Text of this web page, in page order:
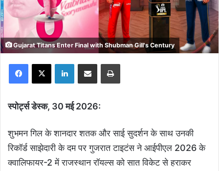
Gujarat Titans Enter Final with Shubman Gill's Century
Facebook
X LinkedInShare via Email Print
स्पोर्ट्स डेस्क, 30 मई 2026:
शुभमन गिल के शानदार शतक और साई सुदर्शन के साथ उनकी
रिकॉर्ड साझेदारी के दम पर गुजरात टाइटंस ने आईपीएल 2026 के
क्वालिफायर-2 में राजस्थान रॉयल्स को सात विकेट से हराकर